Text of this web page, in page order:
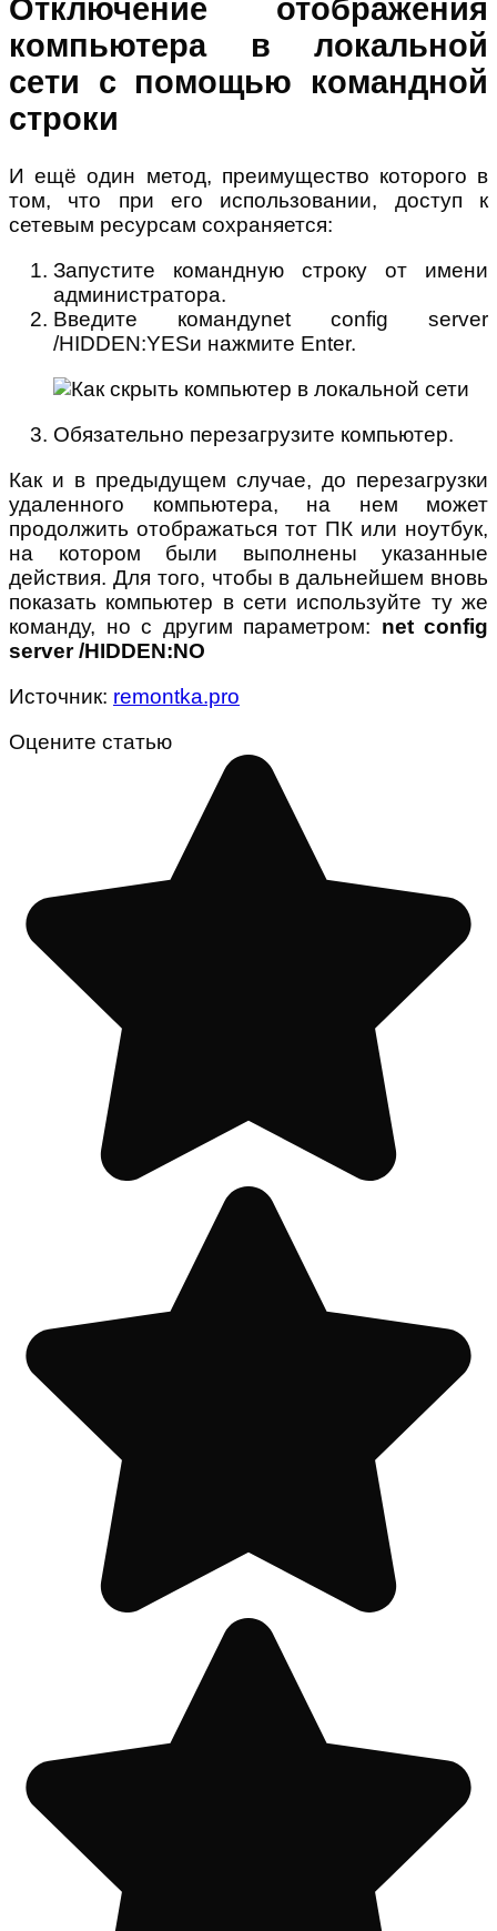
Отключение отображения
компьютера в локальной
сети с помощью командной
строки
И ещё один метод, преимущество которого в
том, что при его использовании, доступ к
сетевым ресурсам сохраняется:
Запустите командную строку от имени
администратора.
Введите командуnet config server
/HIDDEN:YESи нажмите Enter.
Обязательно перезагрузите компьютер.
Как и в предыдущем случае, до перезагрузки
удаленного компьютера, на нем может
продолжить отображаться тот ПК или ноутбук,
на котором были выполнены указанные
действия. Для того, чтобы в дальнейшем вновь
показать компьютер в сети используйте ту же
команду, но с другим параметром: net config
server /HIDDEN:NO
Источник: remontka.pro
Оцените статью